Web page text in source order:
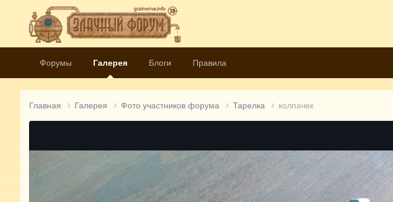
Форумы Галерея Блоги Правила
Главная Галерея Фото участников форума Тарелка колпачек